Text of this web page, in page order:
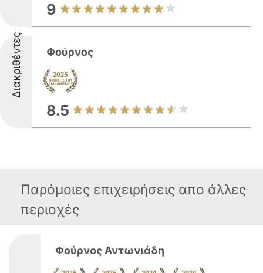
9
Διακριθέντες Φούρνος
8.5
Παρόμοιες επιχειρήσεις απο άλλες
περιοχές
Φούρνος Αντωνιάδη